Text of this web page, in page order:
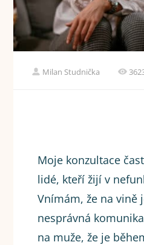
Milan Studnička
Moje konzultace
lidé, kteří žijí v
Vnímám, že na vině
nesprávná
na muže, že je